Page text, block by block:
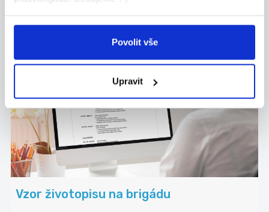
Povolit vše
Upravit
Vzor životopisu na brigádu